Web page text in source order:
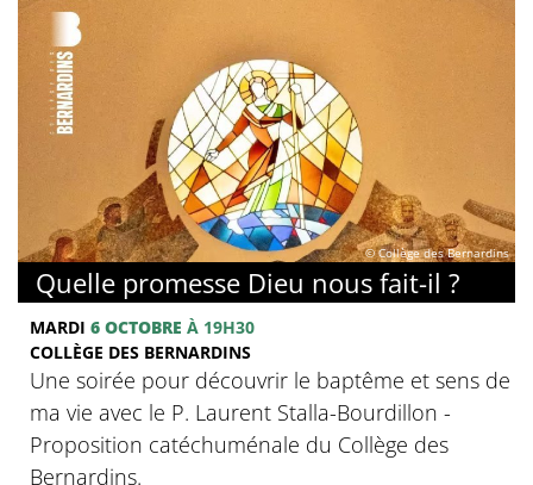
© Collège des Bernardins
Quelle promesse Dieu nous fait-il ?
MARDI 6 OCTOBRE À 19H30
COLLÈGE DES BERNARDINS
Une soirée pour découvrir le baptême et sens de
ma vie avec le P. Laurent Stalla-Bourdillon -
Proposition catéchuménale du Collège des
Bernardins.